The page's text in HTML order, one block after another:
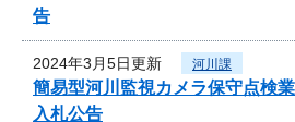
告
2024年3月5日更新 河川課
簡易型河川監視カメラ保守点検
入札公告